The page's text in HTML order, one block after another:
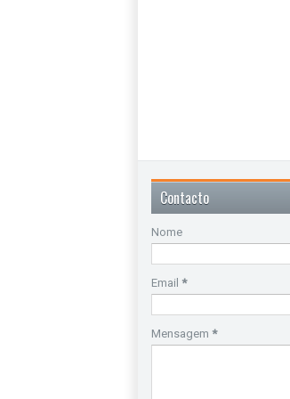
Contacto
Nome
Email *
Mensagem *